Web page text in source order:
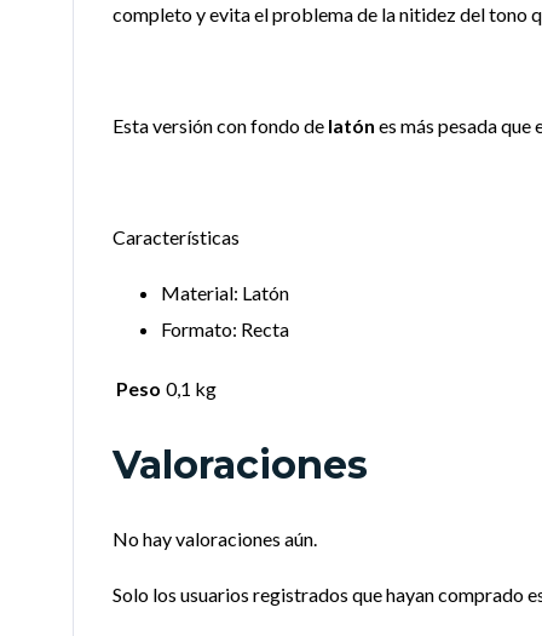
completo y evita el problema de la nitidez del tono
Esta versión con fondo de latón es más pesada
Características
Material: Latón
Formato: Recta
Peso 0,1 kg
Valoraciones
No hay valoraciones aún.
Solo los usuarios registrados que hayan comprado